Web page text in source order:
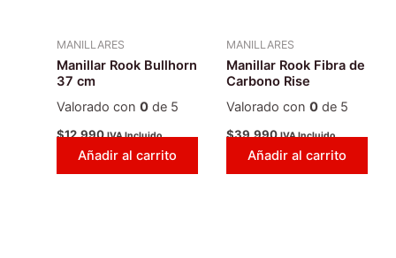
MANILLARES
Manillar Rook Bullhorn
37 cm
Valorado con 0de 5
$12.990 IVA Incluido
Añadir al carrito
MANILLARES
Manillar Rook Fibra de
Carbono Rise
Valorado con 0de 5
$39.990 IVA Incluido
Añadir al carrito